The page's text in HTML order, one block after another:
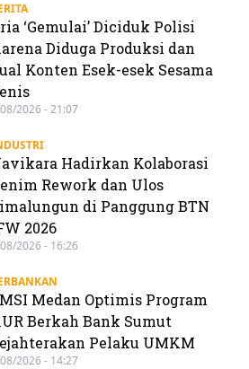
‘Gemulai’ Diciduk Polisi
Diduga Produksi dan
Konten Esek-esek Sesama
2026 - 21:07
Hadirkan Kolaborasi
Rework dan Ulos
di Panggung BTN
2026
2026 - 16:26
Medan Optimis Program
Berkah Bank Sumut
Pelaku UMKM
2026 - 14:27